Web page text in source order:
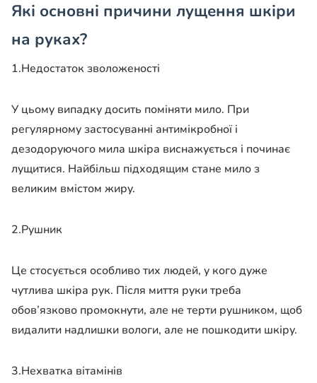
Які основні причини лущення шкіри
на руках?
1.Недостаток зволоженості
У цьому випадку досить поміняти мило. При
регулярному застосуванні антимікробної і
дезодоруючого мила шкіра виснажується і починає
лущитися. Найбільш підходящим стане мило з
великим вмістом жиру.
2.Рушник
Це стосується особливо тих людей, у кого дуже
чутлива шкіра рук. Після миття руки треба
обов’язково промокнути, але не терти рушником, щоб
видалити надлишки вологи, але не пошкодити шкіру.
3.Нехватка вітамінів